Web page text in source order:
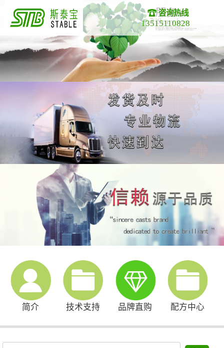
咨询热线
13515110828
简介 技术支持 品牌直购 配方中心